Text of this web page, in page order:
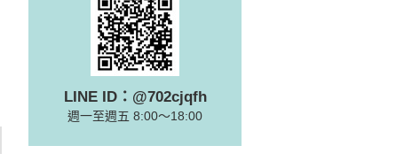
LINE ID：@702cjqfh
週一至週五 8:00～18:00